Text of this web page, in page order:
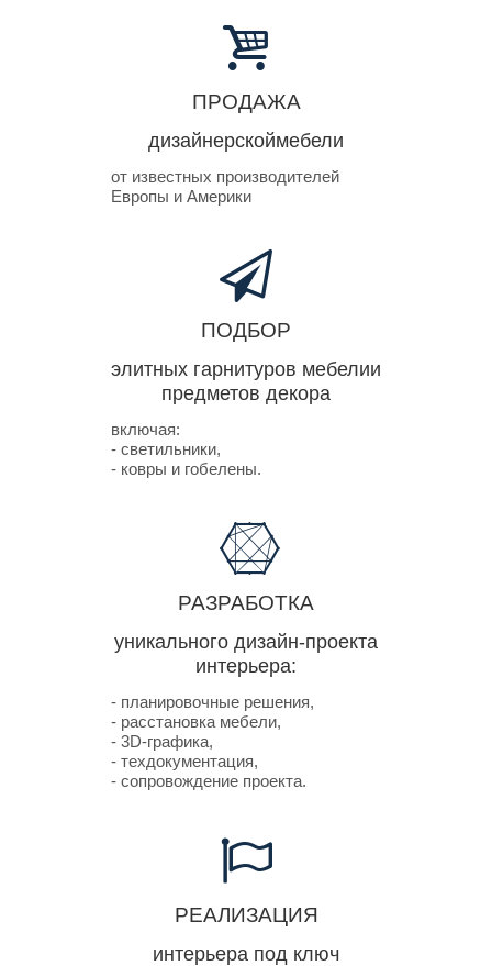
ПРОДАЖА
дизайнерскоймебели
от известных производителей
Европы и Америки
ПОДБОР
элитных гарнитуров мебелии
предметов декора
включая:
- светильники,
- ковры и гобелены.
РАЗРАБОТКА
уникального дизайн-проекта
интерьера:
- планировочные решения,
- расстановка мебели,
- 3D-графика,
- техдокументация,
- сопровождение проекта.
РЕАЛИЗАЦИЯ
интерьера под ключ